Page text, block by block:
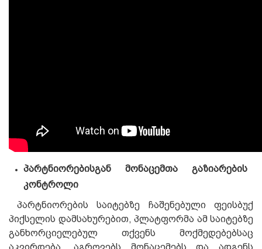
პარტნიორებისგან მონაცემთა გაზიარების
კონტროლი
პარტნიორების საიტებზე ჩაშენებული ფეისბუქ
პიქსელის დამსახურებით, პლატფორმა ამ საიტებზე
განხორციელებულ თქვენს მოქმედებებსაც
აკვირდება, აგროვებს მონაცემებს და ადგენს